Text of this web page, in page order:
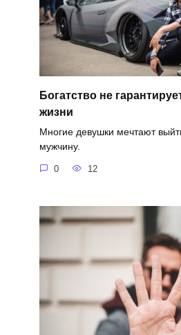
Богатство не
жизни
Многие девушки мечтают
мужчину.
0 12